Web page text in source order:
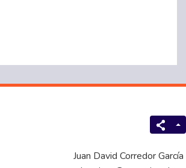
Juan David Corredor García